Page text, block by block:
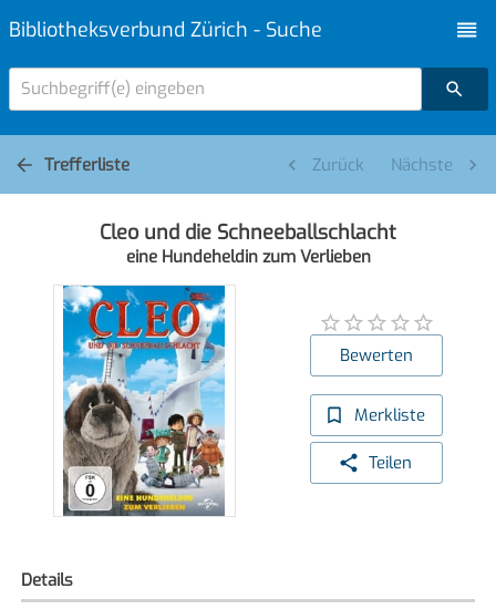
Bibliotheksverbund Zürich - Suche
Suchbegriff(e) eingeben
Trefferliste Zurück Nächste
Cleo und die Schneeballschlacht
eine Hundeheldin zum Verlieben
Bewerten
Merkliste
Teilen
Details